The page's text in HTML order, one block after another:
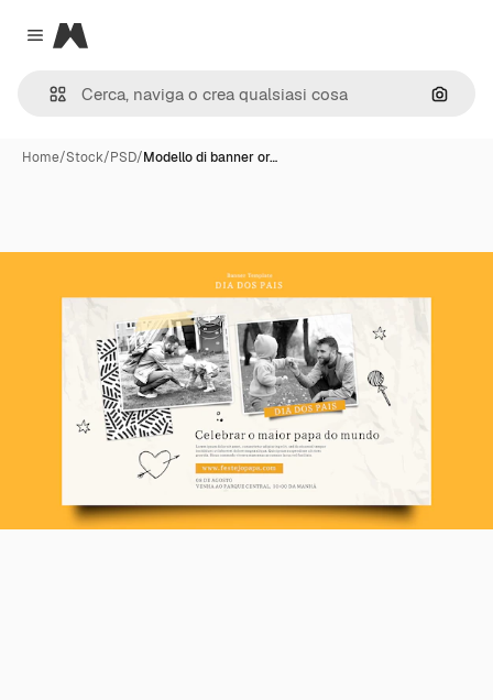
Close menu
Magnific
Cerca
Home/Stock/PSD/Modello di banner or…